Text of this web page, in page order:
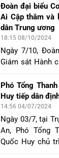
dự tiếp công
tịch UBND tỉnh
Tiếp công dân
cùng đại diện
Chánh Thanh
Xuyến; đại diện
Quang.
Đoàn đại biểu
Ai Cập thăm và
dân Trung ương
18:15 08/10/2024
Ngày 7/10,
Giám sát Hành
chính Ai Cập
và làm việc với
(TƯ).
Phó Tổng
Huy tiếp dân
14:56 04/07/2024
Ngày 03/7, tại
An, Phó Tổng
Quốc Huy chủ